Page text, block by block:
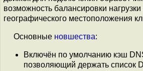
возможность балансировки нагрузки
географического местоположения
Основные новшества:
Включён по умолчанию кэш
позволяющий держать список